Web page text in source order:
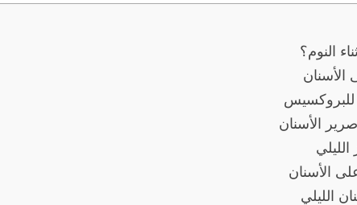
النوم؟
الأسنان
للبروكسيس
الأسنان
الأسنان
الليلي